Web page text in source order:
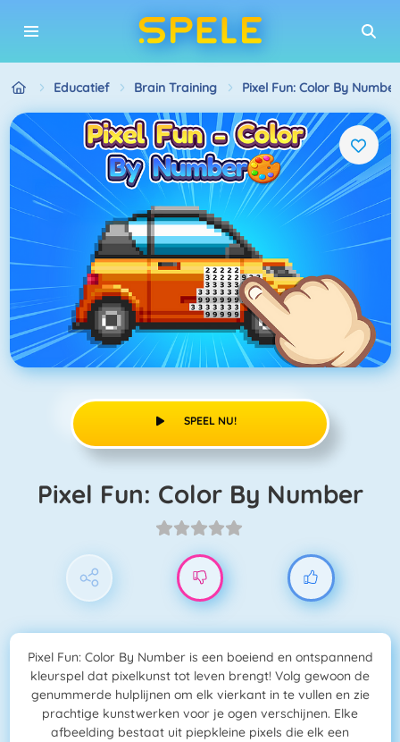
Educatief Brain Training Pixel Fun: Color By Number
SPEEL NU!
Pixel Fun: Color By Number
Pixel Fun: Color By Number is een boeiend en ontspannend
kleurspel dat pixelkunst tot leven brengt! Volg gewoon de
genummerde hulplijnen om elk vierkant in te vullen en zie
prachtige kunstwerken voor je ogen verschijnen. Elke
afbeelding bestaat uit piepkleine pixels die elk een